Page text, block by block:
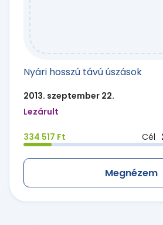
Nyári hosszú távú úszások
2013. szeptember 22.
Lezárult
334 517 Ft Cél
Megnézem